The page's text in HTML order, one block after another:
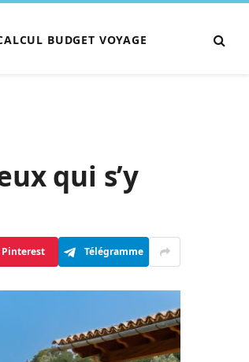
BUDGET VOYAGE
qui s’y
Pinterest Télégramme